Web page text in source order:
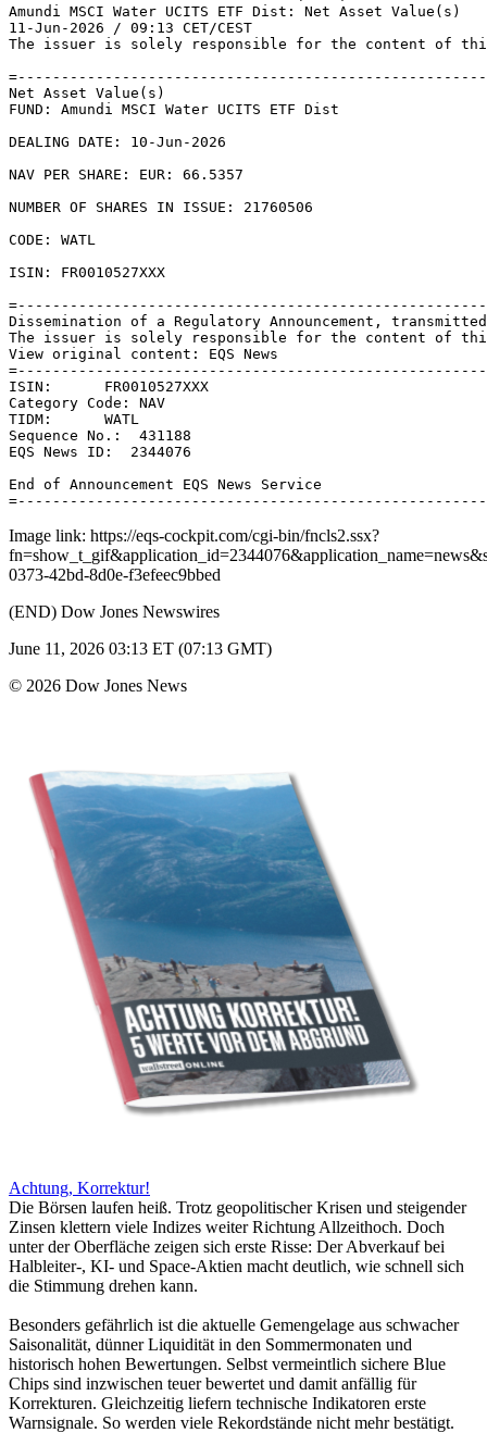
Amundi MSCI Water UCITS ETF Dist: Net Asset Value(s)
11-Jun-2026 / 09:13 CET/CEST
The issuer is solely responsible for the content of
Net Asset Value(s)
FUND: Amundi MSCI Water UCITS ETF Dist
DEALING DATE: 10-Jun-2026
NAV PER SHARE: EUR: 66.5357
NUMBER OF SHARES IN ISSUE: 21760506
CODE: WATL
ISIN: FR0010527XXX
Dissemination of a Regulatory Announcement,
The issuer is solely responsible for the content of
View original content: EQS News
ISIN:      FR0010527XXX
Category Code: NAV
TIDM:      WATL
Sequence No.:  431188
EQS News ID:  2344076
End of Announcement EQS News Service
Image link: https://eqs-cockpit.com/cgi-bin/fncls2.ssx?
0373-42bd-8d0e-f3efeec9bbed
(END) Dow Jones Newswires
June 11, 2026 03:13 ET (07:13 GMT)
© 2026 Dow Jones News
Achtung, Korrektur!
Die Börsen laufen heiß. Trotz geopolitischer Krisen und steigender
Zinsen klettern viele Indizes weiter Richtung Allzeithoch. Doch
unter der Oberfläche zeigen sich erste Risse: Der Abverkauf bei
Halbleiter-, KI- und Space-Aktien macht deutlich, wie schnell sich
die Stimmung drehen kann.
Besonders gefährlich ist die aktuelle Gemengelage aus schwacher
Saisonalität, dünner Liquidität in den Sommermonaten und
historisch hohen Bewertungen. Selbst vermeintlich sichere Blue
Chips sind inzwischen teuer bewertet und damit anfällig für
Korrekturen. Gleichzeitig liefern technische Indikatoren erste
Warnsignale. So werden viele Rekordstände nicht mehr bestätigt.